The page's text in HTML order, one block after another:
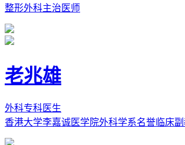
整形外科主治医师
老兆雄
外科专科医生
香港大学李嘉诚医学院外科学系名誉临床